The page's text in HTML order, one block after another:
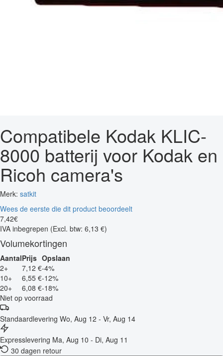
Compatibele Kodak KLIC-
8000 batterij voor Kodak en
Ricoh camera's
Merk: satkit
Wees de eerste die dit product beoordeelt
7,42€
IVA inbegrepen (Excl. btw: 6,13 €)
Volumekortingen
AantalPrijs Opslaan
2+
7,12 €-4%
10+
6,55 €-12%
20+
6,08 €-18%
Niet op voorraad
Standaardlevering Wo, Aug 12 - Vr, Aug 14
Expresslevering Ma, Aug 10 - Di, Aug 11
30 dagen retour